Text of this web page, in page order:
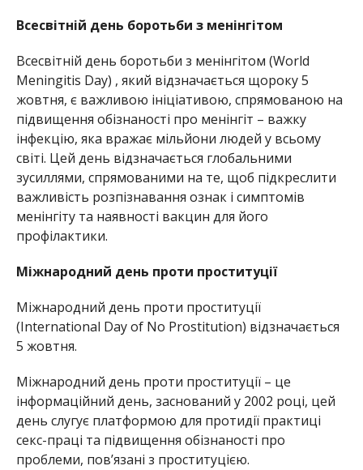
Всесвітній день боротьби з менінгітом
Всесвітній день боротьби з менінгітом (World
Meningitis Day) , який відзначається щороку 5
жовтня, є важливою ініціативою, спрямованою на
підвищення обізнаності про менінгіт – важку
інфекцію, яка вражає мільйони людей у всьому
світі. Цей день відзначається глобальними
зусиллями, спрямованими на те, щоб підкреслити
важливість розпізнавання ознак і симптомів
менінгіту та наявності вакцин для його
профілактики.
Міжнародний день проти проституції
Міжнародний день проти проституції
(International Day of No Prostitution) відзначається
5 жовтня.
Міжнародний день проти проституції – це
інформаційний день, заснований у 2002 році, цей
день слугує платформою для протидії практиці
секс-праці та підвищення обізнаності про
проблеми, пов’язані з проституцією.